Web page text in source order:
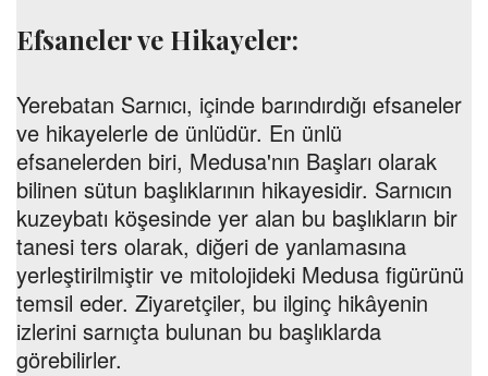
Efsaneler ve Hikayeler:
Yerebatan Sarnıcı, içinde barındırdığı efsaneler
ve hikayelerle de ünlüdür. En ünlü
efsanelerden biri, Medusa'nın Başları olarak
bilinen sütun başlıklarının hikayesidir. Sarnıcın
kuzeybatı köşesinde yer alan bu başlıkların bir
tanesi ters olarak, diğeri de yanlamasına
yerleştirilmiştir ve mitolojideki Medusa figürünü
temsil eder. Ziyaretçiler, bu ilginç hikâyenin
izlerini sarnıçta bulunan bu başlıklarda
görebilirler.